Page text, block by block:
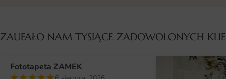
ZAUFAŁO NAM TYSIĄCE ZADOWOLONYCH
Fototapeta ZAMEK